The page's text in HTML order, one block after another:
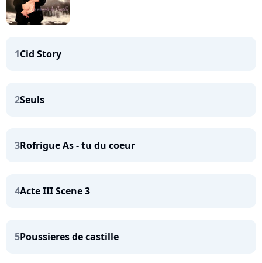
1Cid Story
2Seuls
3Rofrigue As - tu du coeur
4Acte III Scene 3
5Poussieres de castille